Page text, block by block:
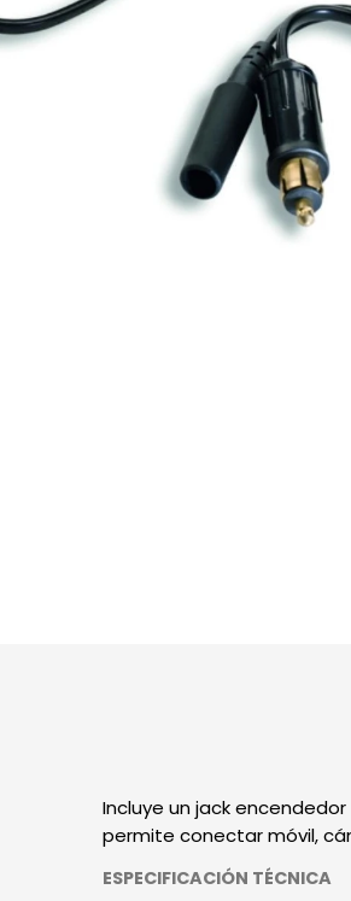
Incluye un jack
permite conectar móvil,
ESPECIFICACIÓN TÉCNICA